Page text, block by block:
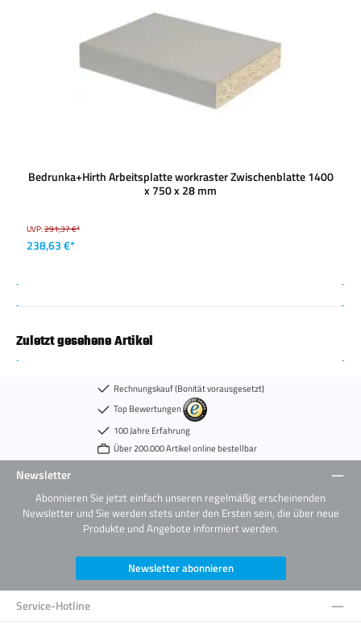
Bedrunka+Hirth Arbeitsplatte workraster Zwischenblatte 1400
x 750 x 28 mm
UVP:291,37 €*
238,63 €*
Zuletzt gesehene Artikel
Rechnungskauf (Bonität vorausgesetzt)
Top Bewertungen
100 Jahre Erfahrung
Über 200.000 Artikel online bestellbar
Newsletter
Abonnieren Sie jetzt einfach unseren regelmäßig erscheinenden
Newsletter und Sie werden stets unter den Ersten sein, die über neue
Produkte und Angebote informiert werden.
Newsletter abonnieren
Service-Hotline